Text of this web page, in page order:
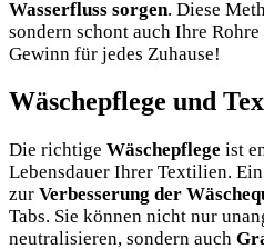
Wasserfluss sorgen. Diese
sondern schont auch Ihre
Gewinn für jedes Zuhause!
Wäschepflege und
Die richtige Wäschepflege ist
Lebensdauer Ihrer Textilien.
zur Verbesserung der
Tabs. Sie können nicht nur
neutralisieren, sondern auch